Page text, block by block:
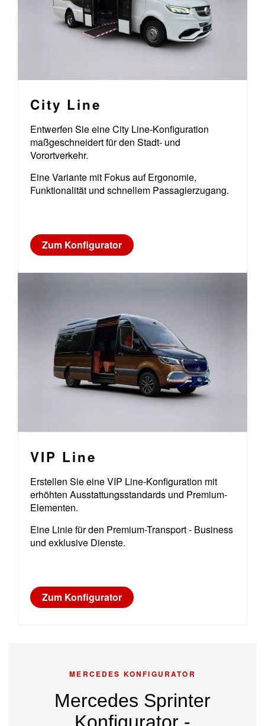
City Line
Entwerfen Sie eine City Line-Konfiguration
maßgeschneidert für den Stadt- und
Vorortverkehr.
Eine Variante mit Fokus auf Ergonomie,
Funktionalität und schnellem Passagierzugang.
Zum Konfigurator
VIP Line
Erstellen Sie eine VIP Line-Konfiguration mit
erhöhten Ausstattungsstandards und Premium-
Elementen.
Eine Linie für den Premium-Transport - Business
und exklusive Dienste.
Zum Konfigurator
MERCEDES KONFIGURATOR
Mercedes Sprinter